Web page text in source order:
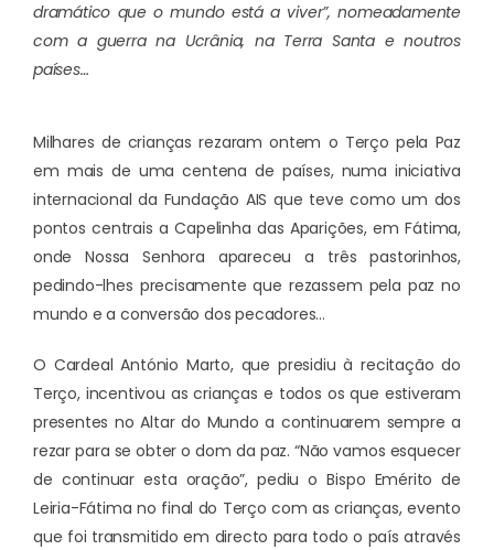
dramático que o mundo está a viver”, nomeadamente
com a guerra na Ucrânia, na Terra Santa e noutros
países…
Milhares de crianças rezaram ontem o Terço pela Paz
em mais de uma centena de países, numa iniciativa
internacional da Fundação AIS que teve como um dos
pontos centrais a Capelinha das Aparições, em Fátima,
onde Nossa Senhora apareceu a três pastorinhos,
pedindo-lhes precisamente que rezassem pela paz no
mundo e a conversão dos pecadores…
O Cardeal António Marto, que presidiu à recitação do
Terço, incentivou as crianças e todos os que estiveram
presentes no Altar do Mundo a continuarem sempre a
rezar para se obter o dom da paz. “Não vamos esquecer
de continuar esta oração”, pediu o Bispo Emérito de
Leiria-Fátima no final do Terço com as crianças, evento
que foi transmitido em directo para todo o país através